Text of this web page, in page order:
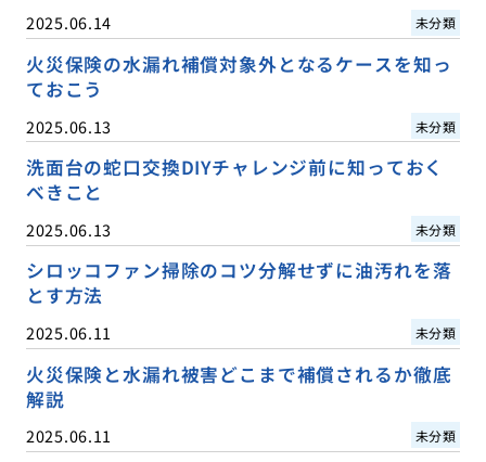
2025.06.14 未分類
火災保険の水漏れ補償対象外となるケースを知っ
ておこう
2025.06.13 未分類
洗面台の蛇口交換DIYチャレンジ前に知っておく
べきこと
2025.06.13 未分類
シロッコファン掃除のコツ分解せずに油汚れを落
とす方法
2025.06.11 未分類
火災保険と水漏れ被害どこまで補償されるか徹底
解説
2025.06.11 未分類